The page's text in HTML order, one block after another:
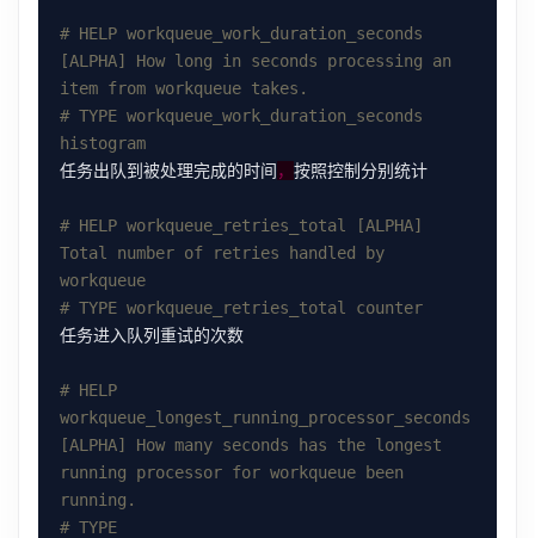
# HELP workqueue_work_duration_seconds
[ALPHA] How long in seconds processing an
item from workqueue takes.
# TYPE workqueue_work_duration_seconds
histogram
任务出队到被处理完成的时间 ，
# HELP workqueue_retries_total [ALPHA]
Total number of retries handled by
workqueue
# TYPE workqueue_retries_total counter
# HELP
workqueue_longest_running_processor_seconds
[ALPHA] How many seconds has the longest
running processor for workqueue been
running.
# TYPE